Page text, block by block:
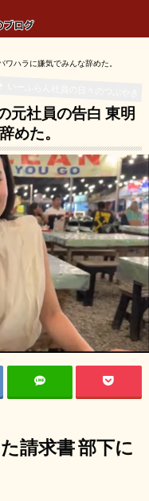
ワハラに嫌気でみんな辞めた。
元社員の告白 東明
めた。
請求書 部下に